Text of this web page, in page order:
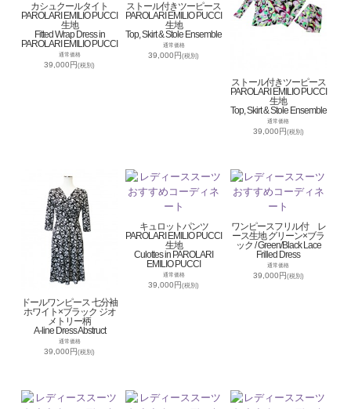
カシュクールタイト
PAROLARI EMILIO PUCCI
生地
Fitted Wrap Dress in
PAROLARI EMILIO PUCCI
通常価格
39,000円(税別)
ストール付きツーピース
PAROLARI EMILIO PUCCI
生地
Top, Skirt & Stole Ensemble
通常価格
39,000円(税別)
ストール付きツーピース
PAROLARI EMILIO PUCCI
生地
Top, Skirt & Stole Ensemble
通常価格
39,000円(税別)
ドールワンピース 七分袖
ホワイト×ブラック ジオ
メトリー柄
A-line Dress Abstruct
通常価格
39,000円(税別)
キュロットパンツ
PAROLARI EMILIO PUCCI
生地
Culottes in PAROLARI
EMILIO PUCCI
通常価格
39,000円(税別)
ワンピースフリル付 レ
ース生地 グリーン×ブラ
ック / Green/Black Lace
Frilled Dress
通常価格
39,000円(税別)